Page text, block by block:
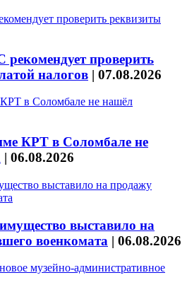
проверить
налогов | 07.08.2026
КРТ в Соломбале не
| 06.08.2026
выставило на
военкомата | 06.08.2026